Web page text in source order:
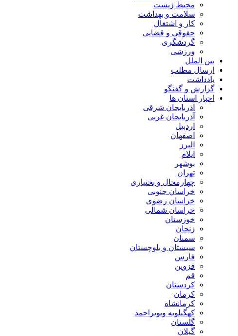
محیط زیست
سلامت و بهداشت
کار و اشتغال
حقوقی و قضایی
گردشگری
ورزشی
بین الملل
ارسال مطلب
یادداشت
گزارش و گفتگو
اخبار استان ها
آذربایجان شرقی
آذربایجان غربی
اردبیل
اصفهان
البرز
ایلام
بوشهر
تهران
چهارمحال و بختیاری
خراسان جنوبی
خراسان رضوی
خراسان شمالی
خوزستان
زنجان
سمنان
سیستان و بلوچستان
فارس
قزوین
قم
کردستان
کرمان
کرمانشاه
کهگیلویه وبویراحمد
گلستان
گیلان